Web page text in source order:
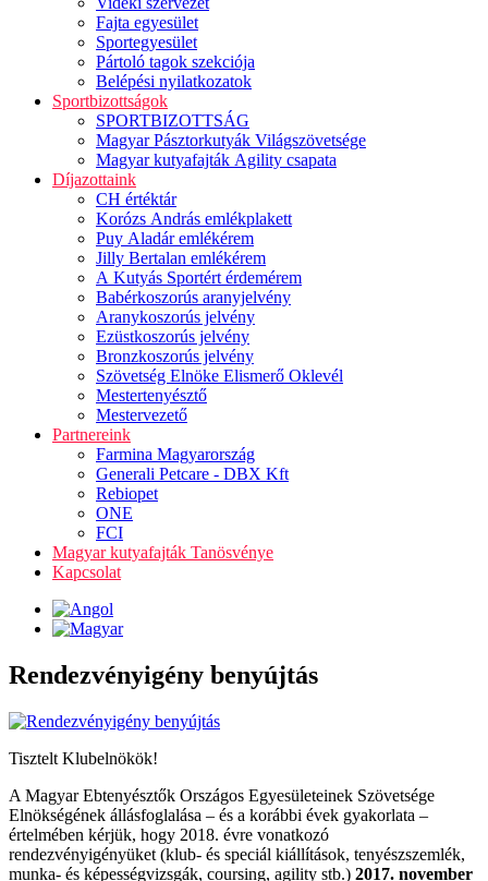
Fajta egyesület
Sportegyesület
Pártoló tagok szekciója
Belépési nyilatkozatok
Sportbizottságok
SPORTBIZOTTSÁG
Magyar Pásztorkutyák Világszövetsége
Magyar kutyafajták Agility csapata
Díjazottaink
CH értéktár
Korózs András emlékplakett
Puy Aladár emlékérem
Jilly Bertalan emlékérem
A Kutyás Sportért érdemérem
Babérkoszorús aranyjelvény
Aranykoszorús jelvény
Ezüstkoszorús jelvény
Bronzkoszorús jelvény
Szövetség Elnöke Elismerő Oklevél
Mestertenyésztő
Mestervezető
Partnereink
Farmina Magyarország
Generali Petcare - DBX Kft
Rebiopet
ONE
FCI
Magyar kutyafajták Tanösvénye
Kapcsolat
Rendezvényigény benyújtás
Tisztelt Klubelnökök!
A Magyar Ebtenyésztők Országos Egyesületeinek Szövetsége
Elnökségének állásfoglalása – és a korábbi évek gyakorlata –
értelmében kérjük, hogy 2018. évre vonatkozó
rendezvényigényüket (klub- és speciál kiállítások, tenyészszemlék,
munka- és képességvizsgák, coursing, agility stb.) 2017. november